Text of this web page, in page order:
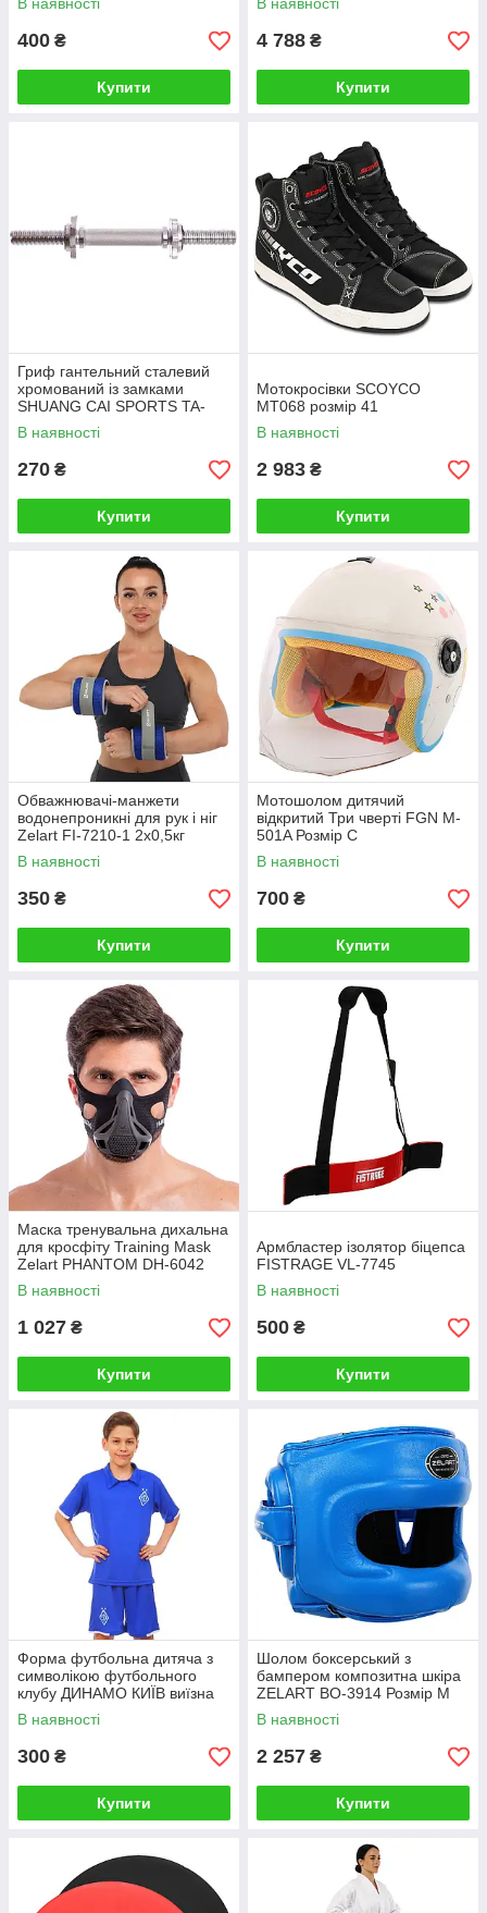
кольори в асортименті
400 ₴
Купити
Hexagon Barbell TA-6230-30
4 788 ₴
Купити
Гриф гантельний сталевий
хромований із замками
SHUANG CAI SPORTS TA-
8051 довжина 33см
діаметр-25мм вага-1,3кг
В наявності
270 ₴
Купити
Мотокросівки SCOYCO
MT068 розмір 41
В наявності
2 983 ₴
Купити
Обважнювачі-манжети
водонепроникні для рук і ніг
Zelart FI-7210-1 2x0,5кг
В наявності
350 ₴
Купити
Мотошолом дитячий
відкритий Три чверті FGN M-
501A Розмір С
В наявності
700 ₴
Купити
Маска тренувальна дихальна
для кросфіту Training Mask
Zelart PHANTOM DH-6042
чорний
В наявності
1 027 ₴
Купити
Армбластер ізолятор біцепса
FISTRAGE VL-7745
В наявності
500 ₴
Купити
Форма футбольна дитяча з
символікою футбольного
клубу ДИНАМО КИЇВ виїзна
2019 Zelart CO-8098 Розмір
116см
В наявності
300 ₴
Купити
Шолом боксерський з
бампером композитна шкіра
ZELART BO-3914 Розмір М
В наявності
2 257 ₴
Купити